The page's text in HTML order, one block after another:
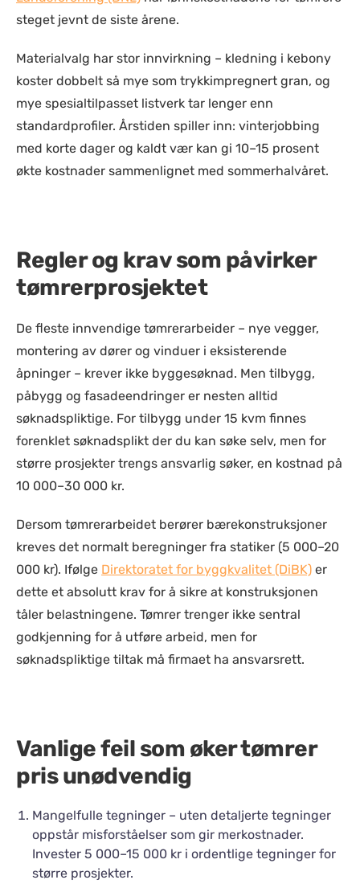
steget jevnt de siste årene.
Materialvalg har stor innvirkning – kledning i kebony
koster dobbelt så mye som trykkimpregnert gran, og
mye spesialtilpasset listverk tar lenger enn
standardprofiler. Årstiden spiller inn: vinterjobbing
med korte dager og kaldt vær kan gi 10–15 prosent
økte kostnader sammenlignet med sommerhalvåret.
Regler og krav som påvirker
tømrerprosjektet
De fleste innvendige tømrerarbeider – nye vegger,
montering av dører og vinduer i eksisterende
åpninger – krever ikke byggesøknad. Men tilbygg,
påbygg og fasadeendringer er nesten alltid
søknadspliktige. For tilbygg under 15 kvm finnes
forenklet søknadsplikt der du kan søke selv, men for
større prosjekter trengs ansvarlig søker, en kostnad på
10 000–30 000 kr.
Dersom tømrerarbeidet berører bærekonstruksjoner
kreves det normalt beregninger fra statiker (5 000–20
000 kr). Ifølge Direktoratet for byggkvalitet (DiBK) er
dette et absolutt krav for å sikre at konstruksjonen
tåler belastningene. Tømrer trenger ikke sentral
godkjenning for å utføre arbeid, men for
søknadspliktige tiltak må firmaet ha ansvarsrett.
Vanlige feil som øker tømrer
pris unødvendig
Mangelfulle tegninger – uten detaljerte tegninger
oppstår misforståelser som gir merkostnader.
Invester 5 000–15 000 kr i ordentlige tegninger for
større prosjekter.